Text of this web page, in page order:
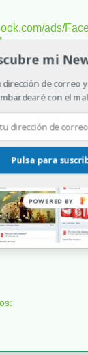
ads/
mi
de correo
con el
Pulsa para
POWERED BY